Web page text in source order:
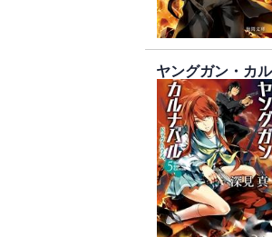
ヤングガン・カ